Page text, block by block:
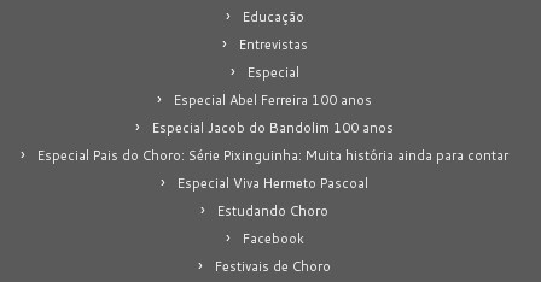
Educação
Entrevistas
Especial
Especial Abel Ferreira 100 anos
Especial Jacob do Bandolim 100 anos
Especial Pais do Choro: Série Pixinguinha: Muita história ainda para contar
Especial Viva Hermeto Pascoal
Estudando Choro
Facebook
Festivais de Choro